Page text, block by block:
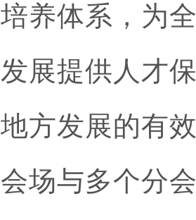
培养体系，为
发展提供人才
地方发展的有
会场与多个分